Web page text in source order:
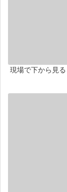
現場で下から見